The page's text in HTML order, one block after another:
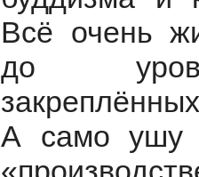
Всё очень
до
А само ушу